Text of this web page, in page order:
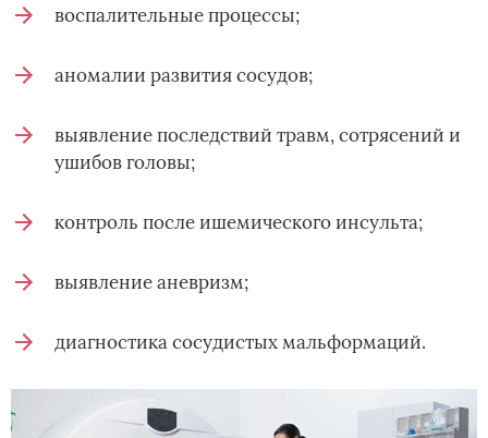
воспалительные процессы;
аномалии развития сосудов;
выявление последствий травм, сотрясений и
ушибов головы;
контроль после ишемического инсульта;
выявление аневризм;
диагностика сосудистых мальформаций.